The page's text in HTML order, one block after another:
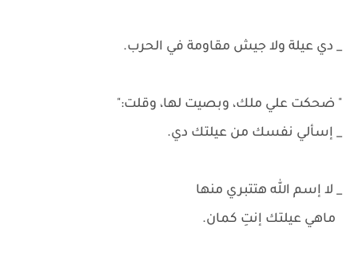
_ دي عيلة ولا جيش مقاومة في الحرب.
" ضحكت علي ملك، وبصيت لها، وقلت:"
_ إسألي نفسك من عيلتك دي.
_ لا إسم الله هتتبري منها
ماهي عيلتك إنتِ كمان.